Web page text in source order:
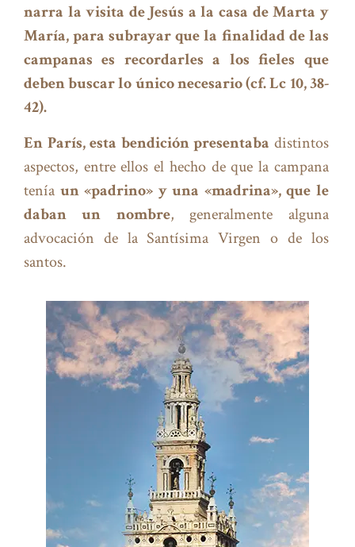
narra la visita de Jesús a la casa de Marta y
María, para subrayar que la finalidad de las
campanas es recordarles a los fieles que
deben buscar lo único necesario (cf. Lc 10, 38-
42).
En París, esta bendición presentaba distintos
aspectos, entre ellos el hecho de que la campana
tenía un «padrino» y una «madrina», que le
daban un nombre, generalmente alguna
advocación de la Santísima Virgen o de los
santos.